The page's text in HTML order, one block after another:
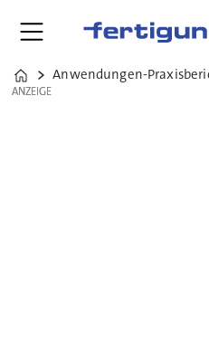
Home
Anwendungen-
ANZEIGE
ANZEIGE